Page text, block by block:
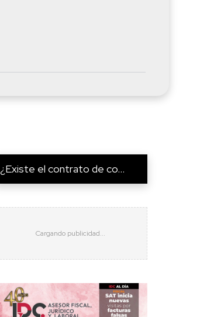
¿Existe el contrato de co...